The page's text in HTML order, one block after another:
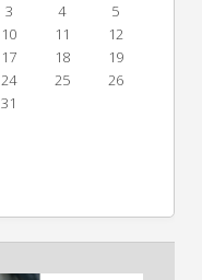
3 4
5
10 11
12
17 18
19
24 25
26
31